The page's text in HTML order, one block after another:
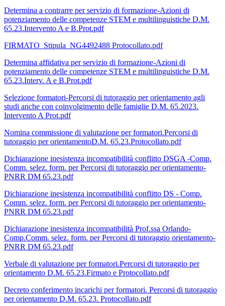
Determina a contrarre per servizio di formazione-Azioni di
potenziamento delle competenze STEM e multilinguistiche D.M.
65.23.Intervento A e B.Prot.pdf
FIRMATO_Stipula_NG4492488 Protocollato.pdf
Determina affidativa per servizio di formazione-Azioni di
potenziamento delle competenze STEM e multilinguistiche D.M.
65.23.Interv. A e B.Prot.pdf
Selezione formatori-Percorsi di tutoraggio per orientamento agli
studi anche con coinvolgimento delle famiglie D.M. 65.2023.
Intervento A Prot.pdf
Nomina commissione di valutazione per formatori.Percorsi di
tutoraggio per orientamentoD.M. 65.23.Protocollato.pdf
Dichiarazione inesistenza incompatibilità conflitto DSGA -Comp.
Comm. selez. form. per Percorsi di tutoraggio per orientamento-
PNRR DM 65.23.pdf
Dichiarazione inesistenza incompatibilità conflitto DS - Comp.
Comm. selez. form. per Percorsi di tutoraggio per orientamento-
PNRR DM 65.23.pdf
Dichiarazione inesistenza incompatibilità Prof.ssa Orlando-
Comp.Comm. selez. form. per Percorsi di tutoraggio orientamento-
PNRR DM 65.23.pdf
Verbale di valutazione per formatori.Percorsi di tutoraggio per
orientamento D.M. 65.23.Firmato e Protocollato.pdf
Decreto conferimento incarichi per formatori. Percorsi di tutoraggio
per orientamento D.M. 65.23. Protocollato.pdf